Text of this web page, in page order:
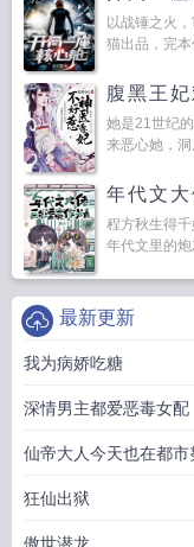
以战锤之火
猫出品，完
腹黑王
她是21世纪
来恶心她，
年代文
程方秋生得
年代文里的
最新更新
我为病娇吃糖
深情男主都爱恶毒女配
仙帝大人今天也在都市
狂仙出狱